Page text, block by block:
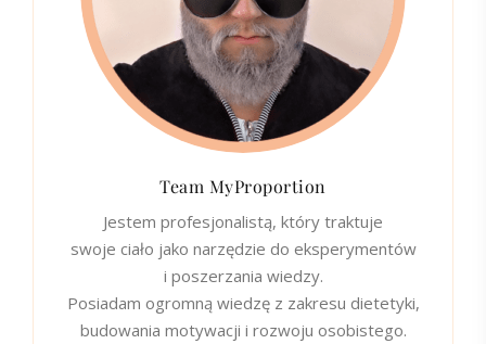
Team MyProportion
Jestem profesjonalistą, który traktuje
swoje ciało jako narzędzie do eksperymentów
i poszerzania wiedzy.
Posiadam ogromną wiedzę z zakresu dietetyki,
budowania motywacji i rozwoju osobistego.